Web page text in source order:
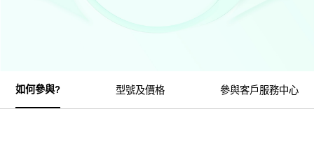
如何參與? 型號及價格 參與客戶服務中心